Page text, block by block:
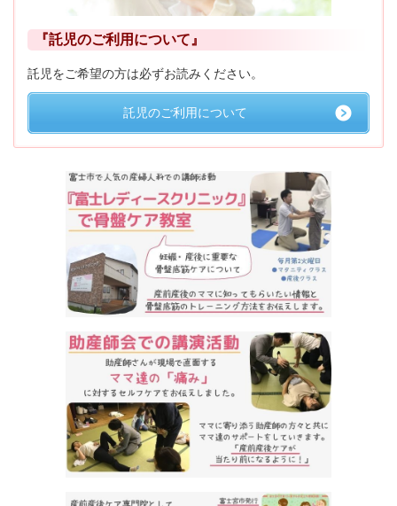
『託児のご利用について』
託児をご希望の方は必ずお読みください。
託児のご利用について